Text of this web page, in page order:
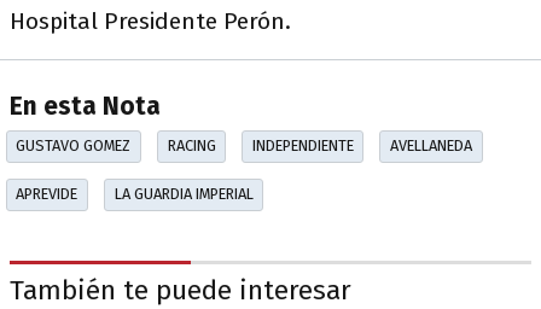
Hospital Presidente Perón.
En esta Nota
GUSTAVO GOMEZ RACING INDEPENDIENTE AVELLANEDA
APREVIDE LA GUARDIA IMPERIAL
También te puede interesar